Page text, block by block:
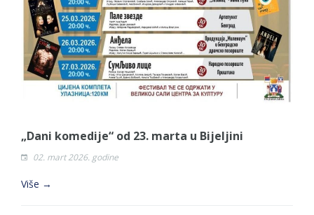
„Dani komedije“ od 23. marta u Bijeljini
02. mart 2026. godine
Više →